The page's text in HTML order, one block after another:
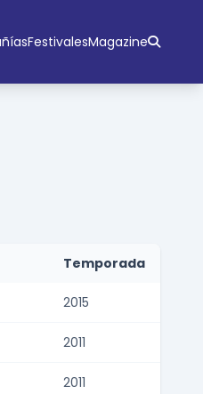
FestivalesMagazine
Temporada
2015
2011
2011